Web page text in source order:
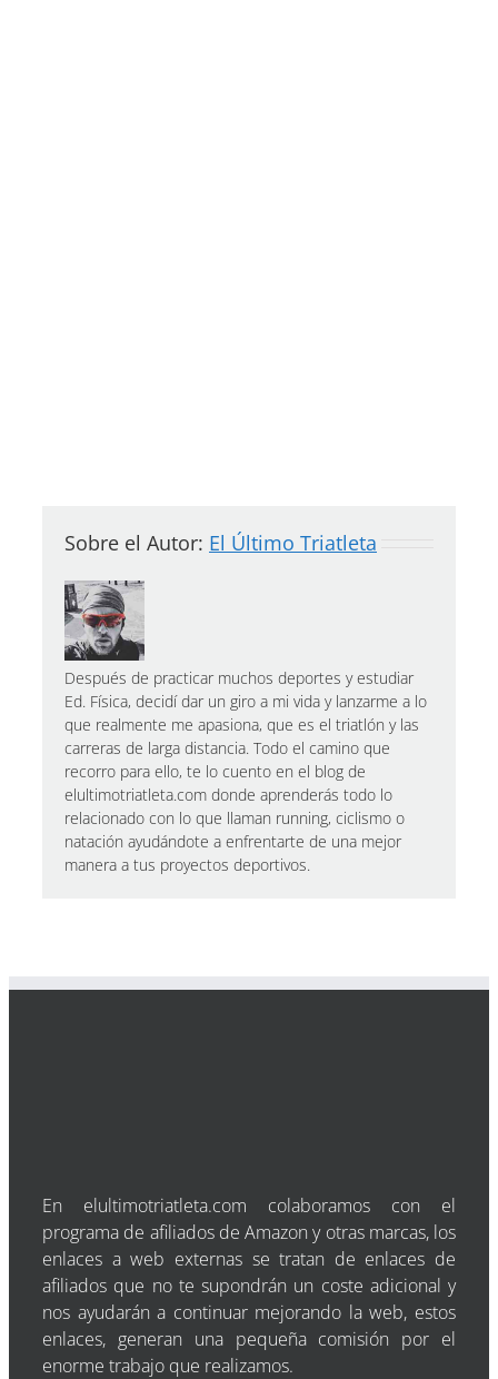
Sobre el Autor: El Último Triatleta
Después de practicar muchos deportes y estudiar
Ed. Física, decidí dar un giro a mi vida y lanzarme a lo
que realmente me apasiona, que es el triatlón y las
carreras de larga distancia. Todo el camino que
recorro para ello, te lo cuento en el blog de
elultimotriatleta.com donde aprenderás todo lo
relacionado con lo que llaman running, ciclismo o
natación ayudándote a enfrentarte de una mejor
manera a tus proyectos deportivos.
En elultimotriatleta.com colaboramos con el
programa de afiliados de Amazon y otras marcas, los
enlaces a web externas se tratan de enlaces de
afiliados que no te supondrán un coste adicional y
nos ayudarán a continuar mejorando la web, estos
enlaces, generan una pequeña comisión por el
enorme trabajo que realizamos.